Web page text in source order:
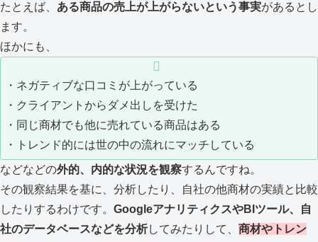
たとえば、 ある商品の売上が上がらないという事実があるとし
ます。
ほかにも、
・ネガティブな口コミが上がっている
・クライアントからダメ出しを受けた
・同じ商材でも他に売れている商品はある
・トレンド的には世の中の流れにマッチしている
などなどの外的、内的な状況を観察するんですね。
その観察結果を基に、分析したり、自社の他商材の実績と比較
したりするわけです。 GoogleアナリティクスやBIツール、自
社のデータベースなどを分析してみたりして、 商材やトレン